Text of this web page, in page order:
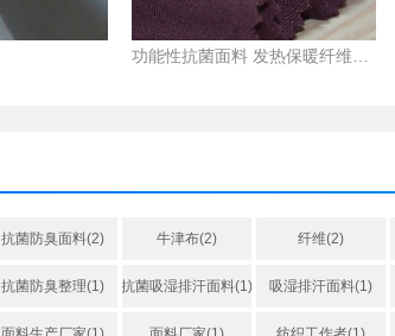
抗菌防臭面料(2) 牛津布(2) 纤维(2)
抗菌防臭整理(1) 抗菌吸湿排汗面料(1) 吸湿排汗面料(1)